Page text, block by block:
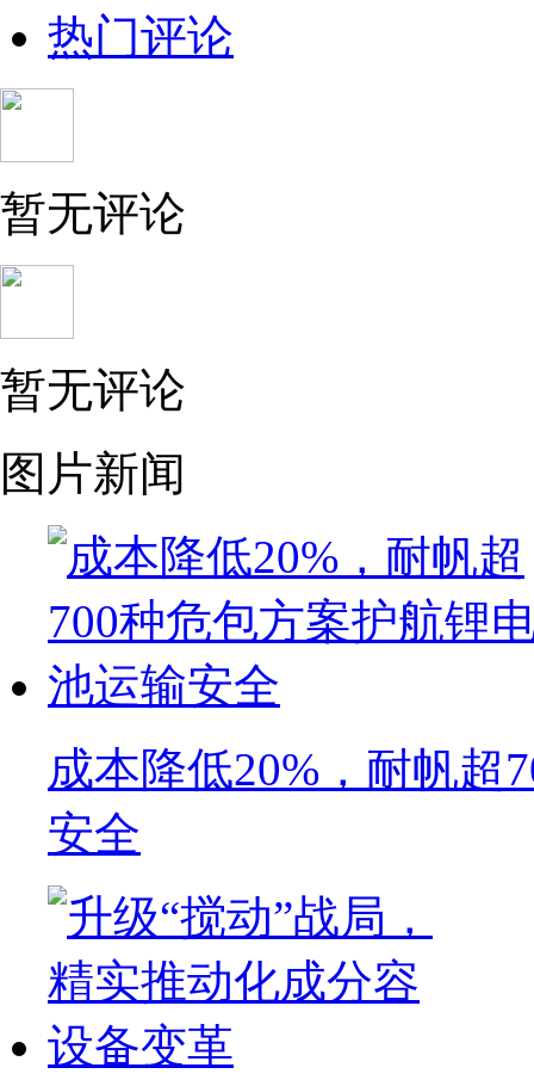
热门评论
暂无评论
暂无评论
图片新闻
成本降低20%，耐帆超
安全